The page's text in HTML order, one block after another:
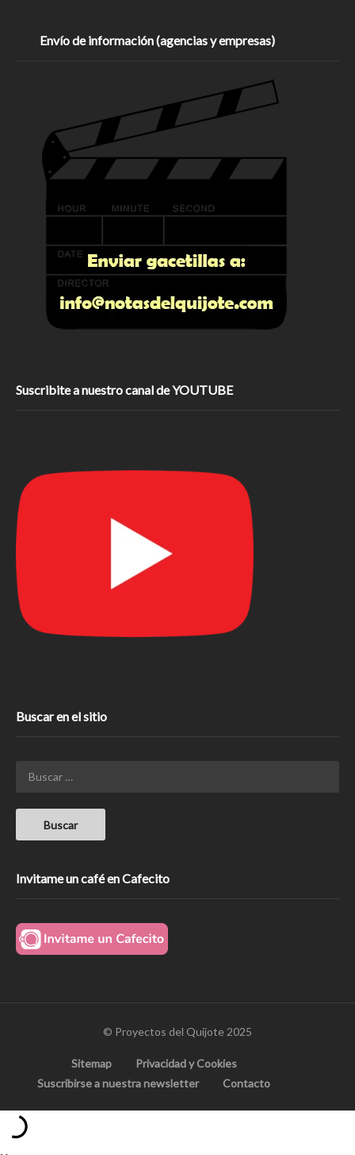
Envío de información (agencias y empresas)
Suscribite a nuestro canal de YOUTUBE
Buscar en el sitio
Invitame un café en Cafecito
© Proyectos del Quijote 2025
Sitemap
Privacidad y Cookies
Suscribirse a nuestra newsletter
Contacto